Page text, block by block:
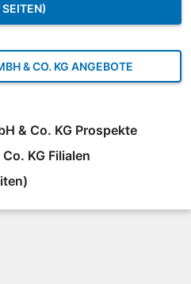
& CO. KG ANGEBOTE
& Co. KG Prospekte
KG Filialen